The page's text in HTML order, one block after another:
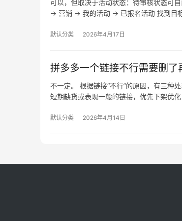
可以，但取决于活动状态：待审核状态可
→ 营销 → 我的活动 → 已报名活动 找到目
默认分类 2026年4月17日
拼多多一个链接不行需要删了
不一定。 根据链接“不行”的原因，有三种
短期缺货或表现一般的链接，优先下架优
默认分类 2026年4月14日